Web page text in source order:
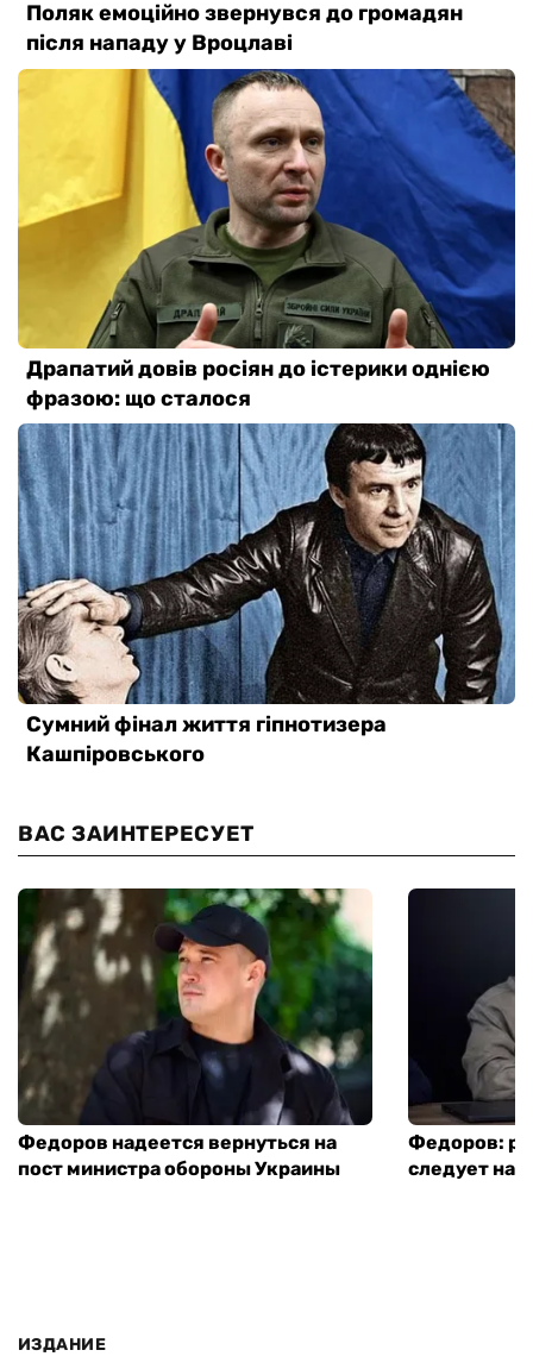
ВАС ЗАИНТЕРЕСУЕТ
Федоров надеется вернуться на
пост министра обороны Украины
Федоров:
следует
ИЗДАНИЕ